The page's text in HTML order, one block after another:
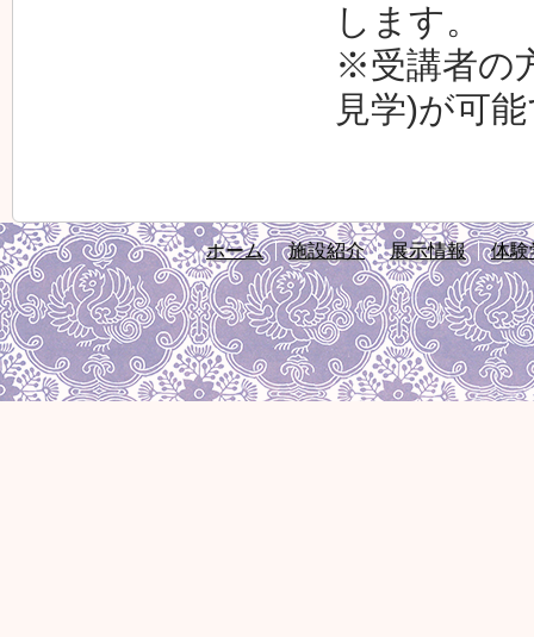
します。
※受講者の
見学)が可
ホーム 施設紹介 展示情報 体験